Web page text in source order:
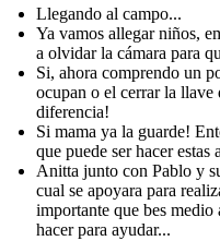
Llegando al campo...
Ya vamos allegar niños,
a olvidar la cámara para
Si, ahora comprendo un
ocupan o el cerrar la llave
diferencia!
Si mama ya la guarde!
que puede ser hacer estas
Anitta junto con Pablo y
cual se apoyara para
importante que bes medio
hacer para ayudar...